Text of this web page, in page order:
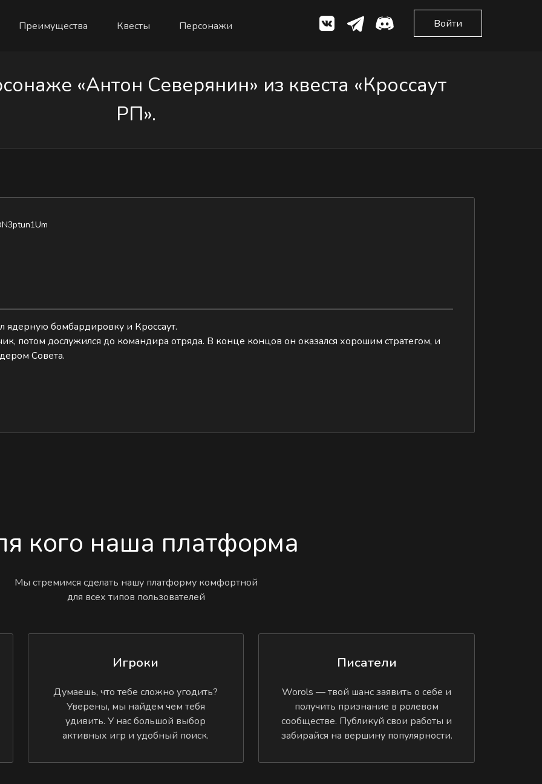
Преимущества Квесты Персонажи Войти
«Антон Северянин» из квеста «Кроссаут
РП».
бомбардировку и Кроссаут.
потом дослужился до командира отряда. В конце концов он оказался хорошим стратегом, и
Совета.
кого наша платформа
Мы стремимся сделать нашу платформу комфортной
для всех типов пользователей
Игроки
Думаешь, что тебе сложно угодить?
Уверены, мы найдем чем тебя
удивить. У нас большой выбор
активных игр и удобный поиск.
Писатели
Worols — твой шанс заявить о себе и
получить признание в ролевом
сообществе. Публикуй свои работы и
забирайся на вершину популярности.